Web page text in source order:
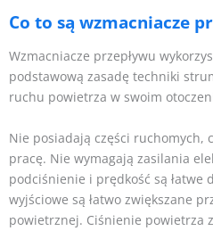
Co to są wzmacniacze
Wzmacniacze przepływu
podstawową zasadę techniki
ruchu powietrza w swoim
Nie posiadają części ruchomych,
pracę. Nie wymagają zasilania
podciśnienie i prędkość są łatwe
wyjściowe są łatwo zwiększane
powietrznej. Ciśnienie powietrza